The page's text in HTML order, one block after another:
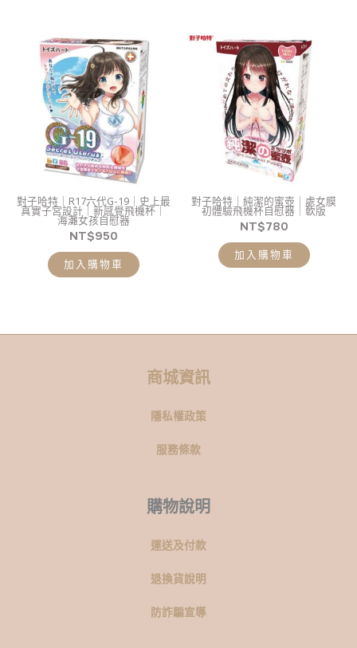
對子哈特｜R17六代G-19｜史上最
真實子宮設計｜新感覺飛機杯｜
海灘女孩自慰器
NT$950
加入購物車
對子哈特｜純潔的蜜壺｜處女膜
初體驗飛機杯自慰器｜軟版
NT$780
加入購物車
商城資訊
隱私權政策
服務條款
購物說明
運送及付款
退換貨說明
防詐騙宣導